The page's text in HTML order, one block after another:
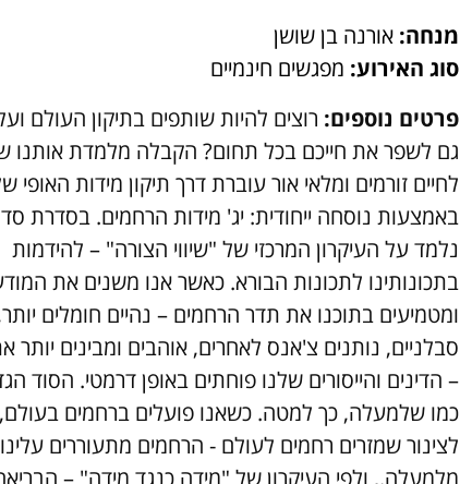
מנחה: אורנה בן שושן
סוג האירוע: מפגשים חינמיים
פרטים נוספים: רוצים להיות שותפים בתיקון העולם
גם לשפר את חייכם בכל תחום? הקבלה מלמדת אותנו
לחיים זורמים ומלאי אור עוברת דרך תיקון מידות האופי
באמצעות נוסחה ייחודית: יג' מידות הרחמים. בסדרת
נלמד על העיקרון המרכזי של "שיווי הצורה" – להידמות
בתכונותינו לתכונות הבורא. כאשר אנו משנים את
ומטמיעים בתוכנו את תדר הרחמים – נהיים חומלים
סבלניים, נותנים צ'אנס לאחרים, אוהבים ומבינים יותר
– הדינים והייסורים שלנו פוחתים באופן דרמטי. הסוד
כמו שלמעלה, כך למטה. כשאנו פועלים ברחמים בעולם,
לצינור שמזרים רחמים לעולם - הרחמים מתעוררים עלינו